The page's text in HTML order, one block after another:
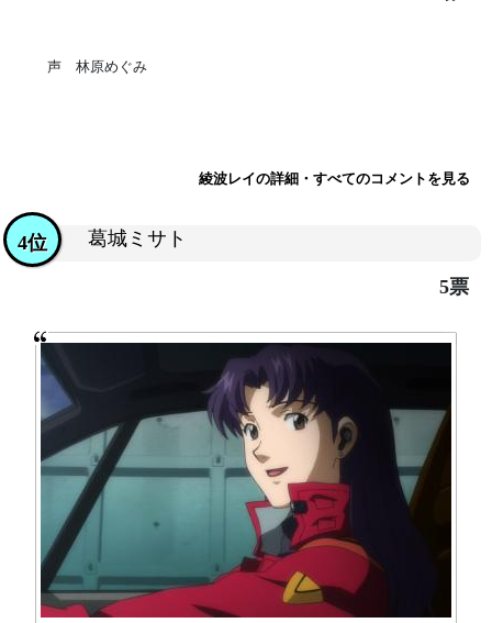
声 林原めぐみ
綾波レイの詳細・すべてのコメントを見る
葛城ミサト
4位
5票